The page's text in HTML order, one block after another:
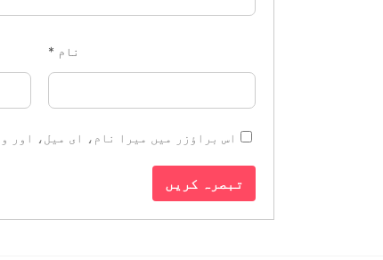
نام *
اس براؤزر میں میرا نام، ای میل، اور